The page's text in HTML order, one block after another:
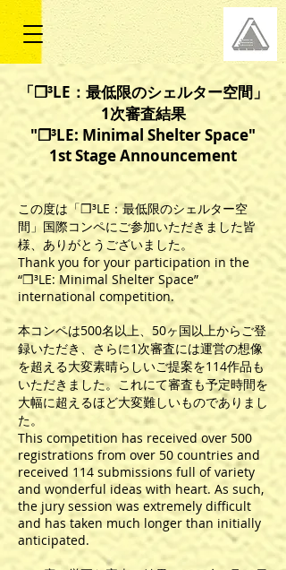
「❒³LE：最低限のシェルター空間」
1次審査結果
"❒³LE: Minimal Shelter Space"
1st Stage Announcement
この度は「❒³LE：最低限のシェルター空
間」国際コンペにご参加いただきました皆
様、ありがとうございました。
Thank you for your participation in the
“❒³LE: Minimal Shelter Space”
international competition.
本コンペは500名以上、50ヶ国以上からご登
録いただき、さらに1次審査には運営の想像
を超える大変素晴らしいご提案を114作品も
いただきました。これにて審査も予定時間を
大幅に超えるほど大変難しいものでありまし
た。
This competition has received over 500
registrations from over 50 countries and
received 114 submissions full of variety
and wonderful ideas with heart. As such,
the jury session was extremely difficult
and has taken much longer than initially
anticipated.